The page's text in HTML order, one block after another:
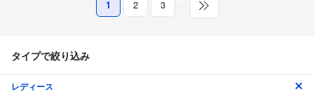
1 2 3 …
タイプで絞り込み
レディース